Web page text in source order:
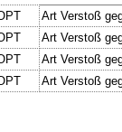
Art Verstoß
Art Verstoß
Art Verstoß
Art Verstoß